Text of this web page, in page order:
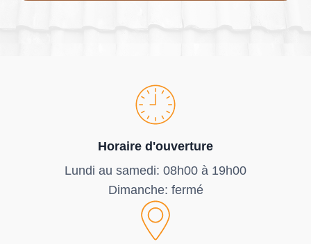
Horaire d'ouverture
Lundi au samedi: 08h00 à 19h00
Dimanche: fermé